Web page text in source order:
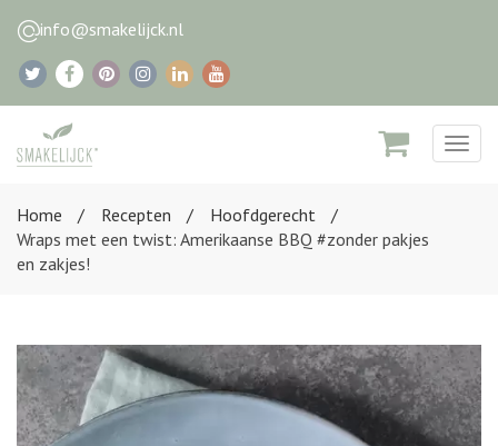
info@smakelijck.nl
Home
Recepten
Hoofdgerecht
Wraps met een twist: Amerikaanse BBQ #zonder pakjes
en zakjes!